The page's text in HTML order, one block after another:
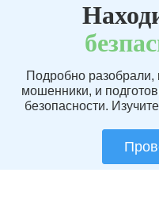
без
Подробно разобрали,
мошенники, и
безопасности.